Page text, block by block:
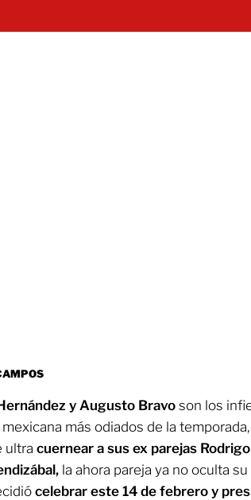
y Augusto Bravoson los
más odiados de la
ultra cuernear a sus ex parejas
la ahora pareja ya no oculta
celebrar este 14 de febrero y